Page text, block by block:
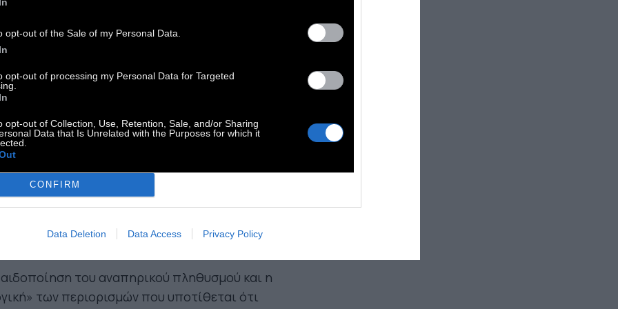
opt-out of the Sale of my Personal Data.
opt-out of processing my Personal Data for Targeted
opt-out of Collection, Use, Retention, Sale, and/or Sharing
Data that Is Unrelated with the Purposes for which it
CONFIRM
Data Deletion Data Access Privacy Policy
τρόλεϊ είχε αξιώσει από μια μη ανάπηρη
η είσοδος.
θα είχε γίνει χαμός. Γιατί όμως
ο χαμός δεν έγινε όταν οδηγός αρνήθηκε την
θα επικαλεστούμε ένα άλλο χαρακτηριστικό
μισαναπηρικής βίας, την εγγενή αβοηθησία,
την παραδοχή ότι οι ανάπηροι δεν μπορούν
κάτι από μόνοι τους. Ούτε καν να
το τρόλεϊ δίχως την επιτήρηση
του αναπηρικού πληθυσμού και η
των περιορισμών που υποτίθεται ότι